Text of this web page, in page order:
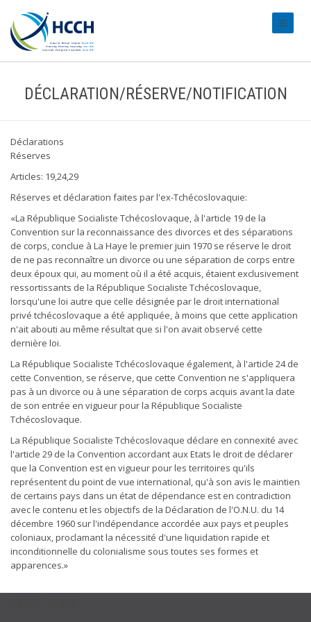
DÉCLARATION/RÉSERVE/NOTIFICATION
Déclarations
Réserves
Articles: 19,24,29
Réserves et déclaration faites par l'ex-Tchécoslovaquie:
«La République Socialiste Tchécoslovaque, à l'article 19 de la
Convention sur la reconnaissance des divorces et des séparations
de corps, conclue à La Haye le premier juin 1970 se réserve le droit
de ne pas reconnaître un divorce ou une séparation de corps entre
deux époux qui, au moment où il a été acquis, étaient exclusivement
ressortissants de la République Socialiste Tchécoslovaque,
lorsqu'une loi autre que celle désignée par le droit international
privé tchécoslovaque a été appliquée, à moins que cette application
n'ait abouti au même résultat que si l'on avait observé cette
dernière loi.
La République Socialiste Tchécoslovaque également, à l'article 24 de
cette Convention, se réserve, que cette Convention ne s'appliquera
pas à un divorce ou à une séparation de corps acquis avant la date
de son entrée en vigueur pour la République Socialiste
Tchécoslovaque.
La République Socialiste Tchécoslovaque déclare en connexité avec
l'article 29 de la Convention accordant aux Etats le droit de déclarer
que la Convention est en vigueur pour les territoires qu'ils
représentent du point de vue international, qu'à son avis le maintien
de certains pays dans un état de dépendance est en contradiction
avec le contenu et les objectifs de la Déclaration de l'O.N.U. du 14
décembre 1960 sur l'indépendance accordée aux pays et peuples
coloniaux, proclamant la nécessité d'une liquidation rapide et
inconditionnelle du colonialisme sous toutes ses formes et
apparences.»